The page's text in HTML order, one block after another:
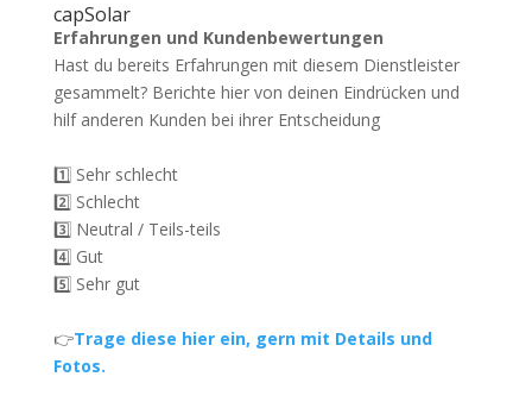
capSolar
Erfahrungen und Kundenbewertungen
Hast du bereits Erfahrungen mit diesem Dienstleister
gesammelt? Berichte hier von deinen Eindrücken und
hilf anderen Kunden bei ihrer Entscheidung
1️⃣ Sehr schlecht
2️⃣ Schlecht
3️⃣ Neutral / Teils-teils
4️⃣ Gut
5️⃣ Sehr gut
👉Trage diese hier ein, gern mit Details und
Fotos.